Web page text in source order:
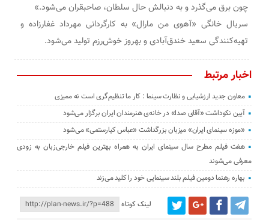
چون برق می‌گذرد و به دنبالش حال سلطان، صاحبقران می‌شود.»
سریال خانگی «آهوی من مارال» به کارگردانی مهرداد غفارزاده و
تهیه‌کنندگی سعید خندق‌آبادی و بهروز خوش‌رزم تولید می‌شود.
اخبار مرتبط
معاون جدید ارزشیابی و نظارت سینما : کار ما تنظیم‌گری است نه ممیزی
آیین نکوداشت «آقای صدا» در خانه‌ی هنرمندان ایران برگزار می‌شود
«موزه سینمای ایران» میزبان بزرگداشت «عباس کیارستمی» می‌شود
هفت فیلم مطرح سال سینمای ایران به همراه بهترین فیلم خارجی‌زبان به زودی
معرفی می‌شوند
بهاره رهنما دومین فیلم بلند سینمایی خود را کلید می‌زند
لینک کوتاه